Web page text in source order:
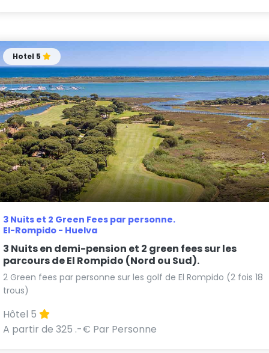
3 Nuits et 2 Green Fees par personne.
El-Rompido - Huelva
Hotel 5
3 Nuits en demi-pension et 2 green fees sur les
parcours de El Rompido (Nord ou Sud).
2 Green fees par personne sur les golf de El Rompido (2 fois 18
trous)
Hôtel 5
A partir de 325 .-€ Par Personne